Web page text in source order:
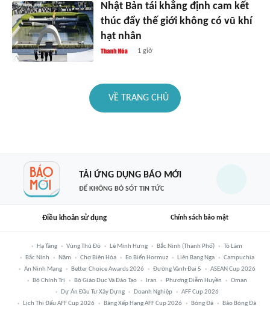
Nhật Bản tái khẳng định cam kết
thúc đẩy thế giới không có vũ khí
hạt nhân
1 giờ
VỀ TRANG CHỦ
TẢI ỨNG DỤNG BÁO MỚI
ĐỂ KHÔNG BỎ SÓT TIN TỨC
Điều khoản sử dụng Chính sách bảo mật
Hạ Tầng Vùng Thủ Đô Lê Minh Hưng Bắc Ninh (thành Phố)
Tô Lâm
Bắc Ninh
Năm Chợ Biên Hòa Eo Biển Hormuz Liên Bang Nga
Campuchia
An Ninh Mạng
Better Choice Awards 2026 Đường Vành Đai 5
ASEAN Cup 2026
Bộ Chính Trị
Bộ Giáo Dục Và Đào Tạo Iran Phương Diễm Huyền
Oman
Dự Án Đầu Tư Xây Dựng
Doanh Nghiệp
AFF Cup 2026
Lịch Thi Đấu AFF Cup 2026
Bảng Xếp Hạng AFF Cup 2026 Bóng Đá
Báo Bóng Đá